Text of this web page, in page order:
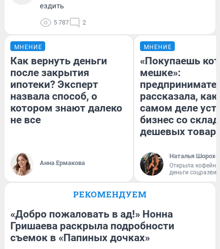
ездить
5 787 2
МНЕНИЕ
Как вернуть деньги
после закрытия
ипотеки? Эксперт
назвала способ, о
котором знают далеко
не все
Анна Ермакова
МНЕНИЕ
«Покупаешь
мешке»:
рассказала, как
самом деле
бизнес со
дешевых
Наталья
Открыла
деньги
РЕКОМЕНДУЕМ
«Добро пожаловать в ад!» Нонна
Гришаева раскрыла подробности
съемок в «Папиных дочках»